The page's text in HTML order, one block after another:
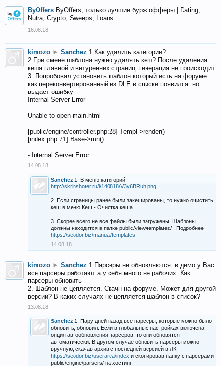
ByOffers ByOffers, только лучшие бурж офферы | Dating,
Nutra, Crypto, Sweeps, Loans
16.08.18
kimozo ► Sanchez 1.Как удалить категории?
2.При смене шаблона нужно удалять кеш? После удаления
кеша главной и внтуренних страниц. генерация не происходит.
3. Попробовал установить шаблон который есть на форуме
как переконвертированный из DLE в списке появился. но
выдает ошибку:
Internal Server Error
Unable to open main.html
[public/engine/controller.php:28] Templ->render()
[index.php:71] Base->run()
- Internal Server Error
14.08.18
Sanchez 1. В меню категорий
http://skrinshoter.ru/i/140818/V3y6BRuh.png
2. Если страницы ранее были закешированы, то нужно очистить
кеш в меню Кеш - Очистка кеша.
3. Скорее всего не все файлы были загружены. Шаблоны
должны находится в папке public/view/templates/ . Подробнее
https://seodor.biz/manual/templates
14.08.18
kimozo ► Sanchez 1.Парсеры не обновляются. в демо у Вас
все парсеры работают а у себя много не рабочих. Как
парсеры обновить
2. Шаблон не цепляется. Скачн на форуме. Может для другой
версии? В каких случаях не цепляется шаблон в список?
13.08.18
Sanchez 1. Пару дней назад все парсеры, которые можно было
обновить, обновил. Если в глобальных настройках включена
опция автообновления парсеров, то они обновятся
автоматически. В другом случае обновить парсеры можно
вручную, скачав архив с последней версией в ЛК
https://seodor.biz/userarea/index и скопировав папку с парсерами
public/engine/parsers/ на хостинг.